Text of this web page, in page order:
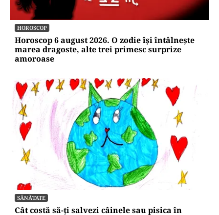
HOROSCOP
Horoscop 6 august 2026. O zodie își întâlnește
marea dragoste, alte trei primesc surprize
amoroase
SĂNĂTATE
Cât costă să-ți salvezi câinele sau pisica în